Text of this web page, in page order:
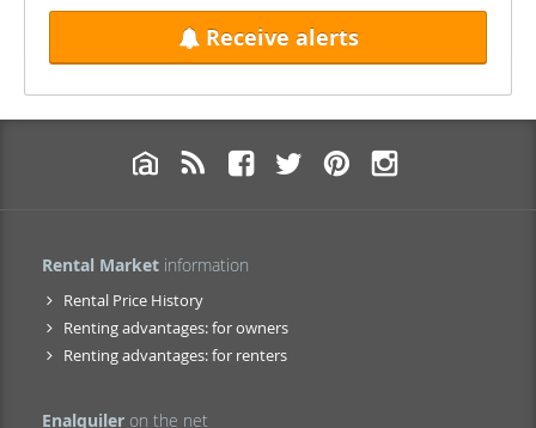
Receive alerts
Rental Market information
Rental Price History
Renting advantages: for owners
Renting advantages: for renters
Enalquiler on the net